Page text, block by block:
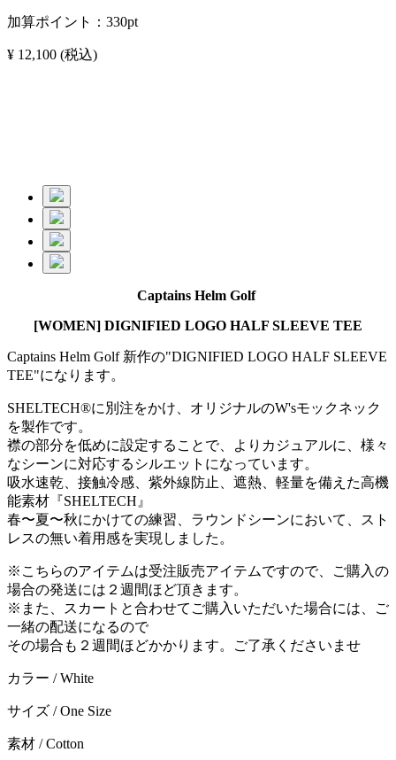
加算ポイント： 330pt
¥ 12,100 (税込)
Captains Helm Golf
[WOMEN] DIGNIFIED LOGO HALF SLEEVE TEE
Captains Helm Golf 新作の"DIGNIFIED LOGO HALF SLEEVE
TEE"になります。
SHELTECH®に別注をかけ、オリジナルのW'sモックネック
を製作です。
襟の部分を低めに設定することで、よりカジュアルに、様々
なシーンに対応するシルエットになっています。
吸水速乾、接触冷感、紫外線防止、遮熱、軽量を備えた高機
能素材『SHELTECH』
春〜夏〜秋にかけての練習、ラウンドシーンにおいて、スト
レスの無い着用感を実現しました。
※こちらのアイテムは受注販売アイテムですので、ご購入の
場合の発送には２週間ほど頂きます。
※また、スカートと合わせてご購入いただいた場合には、ご
一緒の配送になるので
その場合も２週間ほどかかります。ご了承くださいませ
カラー / White
サイズ / One Size
素材 / Cotton